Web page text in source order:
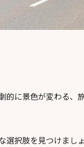
的に景色が変わる、
択肢を見つけましょ